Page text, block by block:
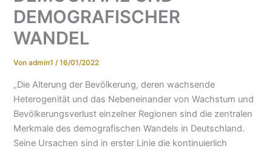
DEMOGRAFISCHER
WANDEL
Vonadmin1/16/01/2022
„Die Alterung der Bevölkerung, deren wachsende
Heterogenität und das Nebeneinander von Wachstum und
Bevölkerungsverlust einzelner Regionen sind die zentralen
Merkmale des demografischen Wandels in Deutschland.
Seine Ursachen sind in erster Linie die kontinuierlich